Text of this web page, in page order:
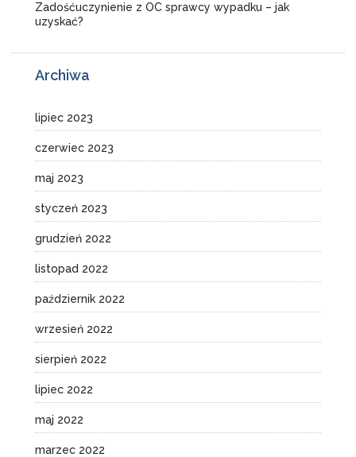
Zadośćuczynienie z OC sprawcy wypadku – jak
uzyskać?
Archiwa
lipiec 2023
czerwiec 2023
maj 2023
styczeń 2023
grudzień 2022
listopad 2022
październik 2022
wrzesień 2022
sierpień 2022
lipiec 2022
maj 2022
marzec 2022